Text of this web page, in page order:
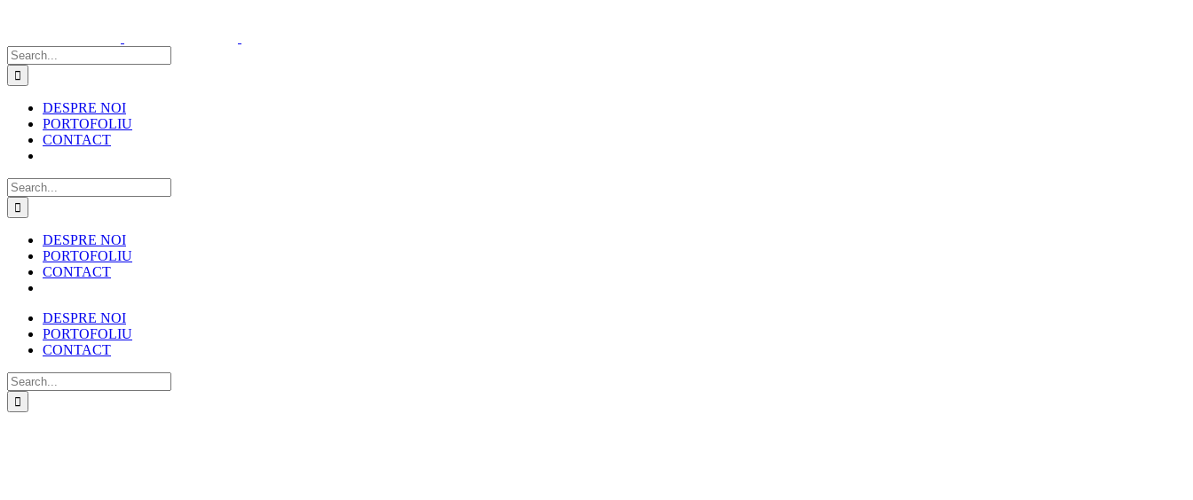
content
Search
for:
DESPRE NOI
PORTOFOLIU
CONTACT
Search
for:
DESPRE NOI
PORTOFOLIU
CONTACT
DESPRE NOI
PORTOFOLIU
CONTACT
Search
for: